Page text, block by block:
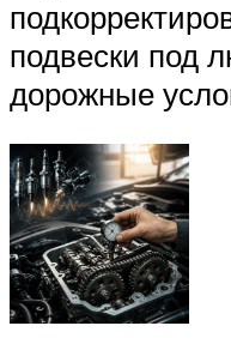
подвески под
дорожные